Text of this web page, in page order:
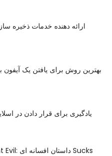
ارائه دهنده خدمات ذخیره
بهترین روش برای یافتن یک آیفون
یادگیری برای قرار دادن در
6 دلیل Resident Evil: داستان افسانه ای Sucks